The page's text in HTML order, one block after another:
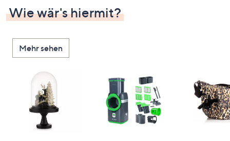
Wie wär's hiermit?
Mehr sehen